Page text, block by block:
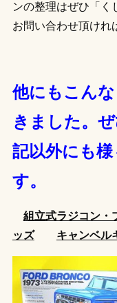
ンの整理はぜひ「く
お問い合わせ頂けれ
他にもこん
きました。
記以外にも
す。
組立式ラジコン・
ッズ
キャンベル